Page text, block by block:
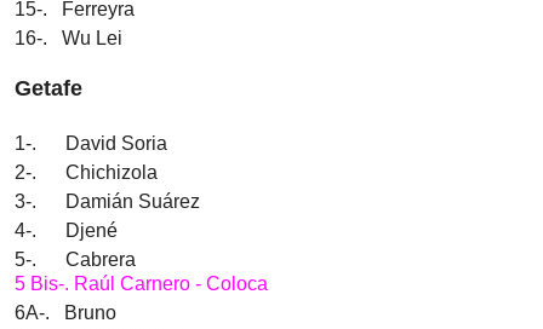
15-. Ferreyra
16-. Wu Lei
Getafe
1-. David Soria
2-. Chichizola
3-. Damián Suárez
4-. Djené
5-. Cabrera
5 Bis-. Raúl Carnero - Coloca
6A-. Bruno